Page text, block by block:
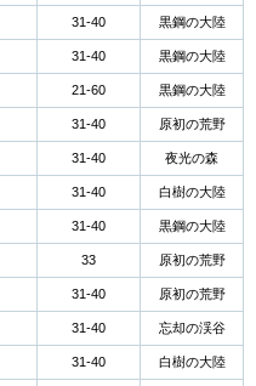
31-40 黒鋼の大陸
31-40 黒鋼の大陸
21-60 黒鋼の大陸
31-40 原初の荒野
31-40 夜光の森
31-40 白樹の大陸
31-40 黒鋼の大陸
33 原初の荒野
31-40 原初の荒野
31-40 忘却の渓谷
31-40 白樹の大陸